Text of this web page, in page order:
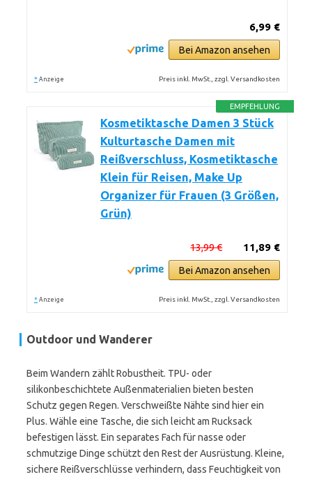
6,99 €
Bei Amazon ansehen
* Anzeige Preis inkl. MwSt., zzgl. Versandkosten
EMPFEHLUNG
Kosmetiktasche Damen 3 Stück
Kulturtasche Damen mit
Reißverschluss, Kosmetiktasche
Klein für Reisen, Make Up
Organizer für Frauen (3 Größen,
Grün)
11,89 €
13,99 €
Bei Amazon ansehen
* Anzeige Preis inkl. MwSt., zzgl. Versandkosten
Outdoor und Wanderer
Beim Wandern zählt Robustheit. TPU- oder
silikonbeschichtete Außenmaterialien bieten besten
Schutz gegen Regen. Verschweißte Nähte sind hier ein
Plus. Wähle eine Tasche, die sich leicht am Rucksack
befestigen lässt. Ein separates Fach für nasse oder
schmutzige Dinge schützt den Rest der Ausrüstung. Kleine,
sichere Reißverschlüsse verhindern, dass Feuchtigkeit von